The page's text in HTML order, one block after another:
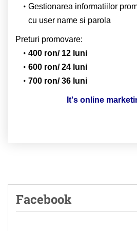
Gestionarea informatiilor
cu user name si parola
Preturi promovare:
400 ron/ 12 luni
600 ron/ 24 luni
700 ron/ 36 luni
It's online
Facebook